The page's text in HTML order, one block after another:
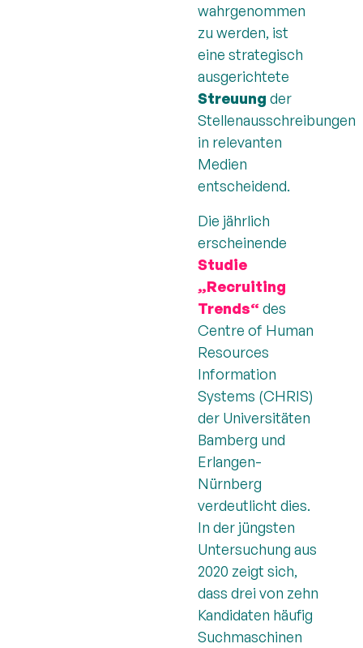
wahrgenommen
zu werden, ist
eine strategisch
ausgerichtete
Streuung der
Stellenausschreibungen
in relevanten
Medien
entscheidend.
Die jährlich
erscheinende
Studie
„Recruiting
Trends“ des
Centre of Human
Resources
Information
Systems (CHRIS)
der Universitäten
Bamberg und
Erlangen-
Nürnberg
verdeutlicht dies.
In der jüngsten
Untersuchung aus
2020 zeigt sich,
dass drei von zehn
Kandidaten häufig
Suchmaschinen